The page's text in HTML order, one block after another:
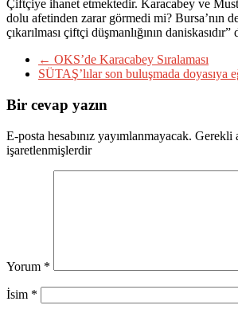
Çiftçiye ihanet etmektedir. Karacabey ve
dolu afetinden zarar görmedi mi? Bursa’nın
çıkarılması çiftçi düşmanlığının daniskasıdır”
← OKS’de Karacabey Sıralaması
SÜTAŞ’lılar son buluşmada doyasıya
Bir cevap yazın
E-posta hesabınız yayımlanmayacak. Gerekli
işaretlenmişlerdir
Yorum *
İsim *